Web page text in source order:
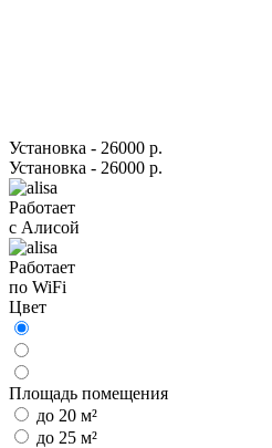
Установка - 26000 р.
Установка - 26000 р.
Работает
с Алисой
Работает
по WiFi
Цвет
Площадь помещения
до 20 м²
до 25 м²